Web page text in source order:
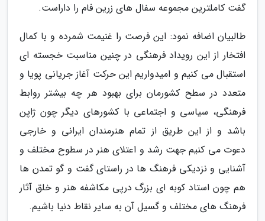
گفت کاملترین مجموعه سفال های زرین فام را داراست.
طالبیان اضافه نمود: این فرصت را غنیمت شمرده و با کمال
افتخار از این رویداد فرهنگی در چنین مناسبت خجسته ای
استقبال می کنیم و امیدواریم این حرکت آغاز جریانی پویا و
متعدد در سطح کشورمان برای بهبود هر چه بیشتر روابط
فرهنگی، سیاسی و اجتماعی با کشورهای دیگر چون ژاپن
باشد و از این طریق از تمام هنرمندان ایرانی و خارجی
دعوت می کنیم جهت رشد و اعتلای هنر در سطوح مختلف و
آشنایی و نزدیکی فرهنگ ها در راستای گفت و گو تمدن ها
هم چون استاد کوبه ای بزرگ درپی مکاشفه هنر و خلق آثار
فرهنگ های مختلف و گسیل آن به سایر نقاط دنیا باشیم.